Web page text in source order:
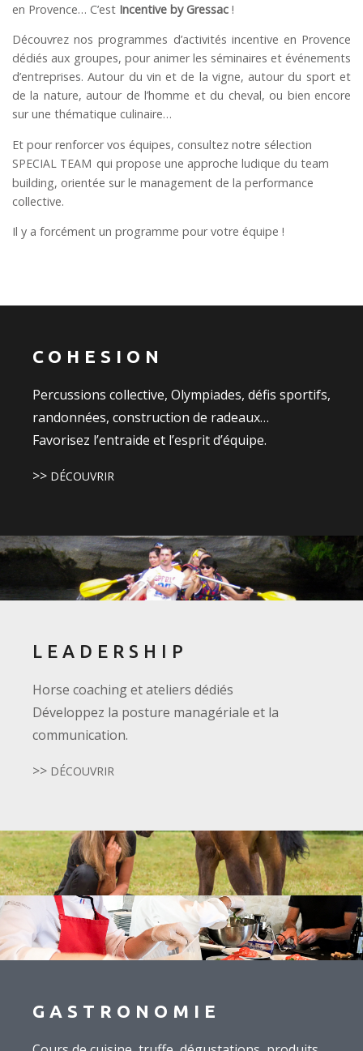
en Provence… C’est Incentive by Gressac !
Découvrez nos programmes d’activités incentive en Provence
dédiés aux groupes, pour animer les séminaires et événements
d’entreprises. Autour du vin et de la vigne, autour du sport et
de la nature, autour de l’homme et du cheval, ou bien encore
sur une thématique culinaire…
Et pour renforcer vos équipes, consultez notre sélection
SPECIAL TEAM qui propose une approche ludique du team
building, orientée sur le management de la performance
collective.
Il y a forcément un programme pour votre équipe !
COHESION
Percussions collective, Olympiades, défis sportifs,
randonnées, construction de radeaux…
Favorisez l’entraide et l’esprit d’équipe.
>> DÉCOUVRIR
LEADERSHIP
Horse coaching et ateliers dédiés
Développez la posture managériale et la
communication.
>> DÉCOUVRIR
GASTRONOMIE